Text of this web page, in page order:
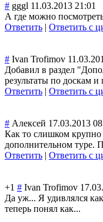
# gggl 11.03.2013 21:01
А где можно
Ответить | Ответить с
# Ivan Trofimov
Добавил в раздел
результаты по доскам и
Ответить | Ответить с
# Алексей 17.03.2013
Как то слишком
дополнительном туре.
Ответить | Ответить с
+1 # Ivan Trofimov
Да уж... Я удивлялся
теперь понял как...